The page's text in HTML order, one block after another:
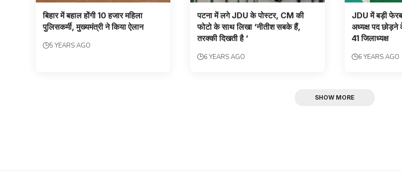
बिहार में बहाल होंगी 10 हजार महिला
पुलिसकर्मी, मुख्‍यमंत्री ने किया ऐलान
5 YEARS AGO
पटना में लगे JDU के पोस्टर, CM की
फोटो के साथ लिखा ‘नीतीश सबके हैं,
तरक्की दिखती है ‘
6 YEARS AGO
JDU में बड़ी
अध्‍यक्ष पद
41 जिलाध्‍यक्ष
6 YEARS AGO
SHOW MORE